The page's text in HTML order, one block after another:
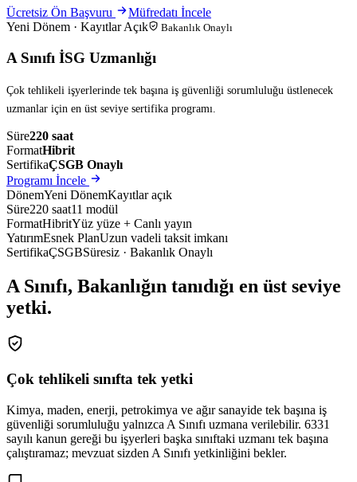
Ücretsiz Ön Başvuru
Müfredatı İncele
Yeni Dönem · Kayıtlar Açık
Bakanlık Onaylı
A Sınıfı İSG Uzmanlığı
Çok tehlikeli işyerlerinde tek başına iş güvenliği sorumluluğu üstlenecek
uzmanlar için en üst seviye sertifika programı.
Süre220 saat
FormatHibrit
SertifikaÇSGB Onaylı
Programı İncele
DönemYeni DönemKayıtlar açık
Süre220 saat11 modül
FormatHibritYüz yüze + Canlı yayın
YatırımEsnek PlanUzun vadeli taksit imkanı
SertifikaÇSGBSüresiz · Bakanlık Onaylı
A Sınıfı, Bakanlığın tanıdığı en üst seviye
yetki.
Çok tehlikeli sınıfta tek yetki
Kimya, maden, enerji, petrokimya ve ağır sanayide tek başına iş
güvenliği sorumluluğu yalnızca A Sınıfı uzmana verilebilir. 6331
sayılı kanun gereği bu işyerleri başka sınıftaki uzmanı tek başına
çalıştıramaz; mevzuat sizden A Sınıfı yetkinliğini bekler.